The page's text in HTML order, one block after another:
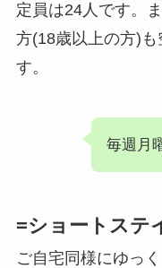
定員は24人です。
方(18歳以上の方)
す。
毎週月
=ショートステ
ご自宅同様にゆっ